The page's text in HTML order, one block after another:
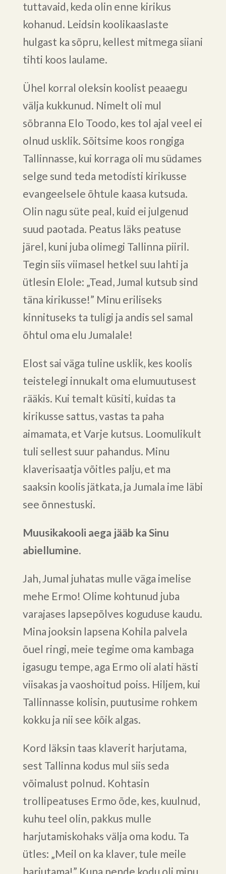
tuttavaid, keda olin enne kirikus
kohanud. Leidsin koolikaaslaste
hulgast ka sõpru, kellest mitmega siiani
tihti koos laulame.
Ühel korral oleksin koolist peaaegu
välja kukkunud. Nimelt oli mul
sõbranna Elo Toodo, kes tol ajal veel ei
olnud usklik. Sõitsime koos rongiga
Tallinnasse, kui korraga oli mu südames
selge sund teda metodisti kirikusse
evangeelsele õhtule kaasa kutsuda.
Olin nagu süte peal, kuid ei julgenud
suud paotada. Peatus läks peatuse
järel, kuni juba olimegi Tallinna piiril.
Tegin siis viimasel hetkel suu lahti ja
ütlesin Elole: „Tead, Jumal kutsub sind
täna kirikusse!” Minu eriliseks
kinnituseks ta tuligi ja andis sel samal
õhtul oma elu Jumalale!
Elost sai väga tuline usklik, kes koolis
teistelegi innukalt oma elumuutusest
rääkis. Kui temalt küsiti, kuidas ta
kirikusse sattus, vastas ta paha
aimamata, et Varje kutsus. Loomulikult
tuli sellest suur pahandus. Minu
klaverisaatja võitles palju, et ma
saaksin koolis jätkata, ja Jumala ime läbi
see õnnestuski.
Muusikakooli aega jääb ka Sinu
abiellumine.
Jah, Jumal juhatas mulle väga imelise
mehe Ermo! Olime kohtunud juba
varajases lapsepõlves koguduse kaudu.
Mina jooksin lapsena Kohila palvela
õuel ringi, meie tegime oma kambaga
igasugu tempe, aga Ermo oli alati hästi
viisakas ja vaoshoitud poiss. Hiljem, kui
Tallinnasse kolisin, puutusime rohkem
kokku ja nii see kõik algas.
Kord läksin taas klaverit harjutama,
sest Tallinna kodus mul siis seda
võimalust polnud. Kohtasin
trollipeatuses Ermo õde, kes, kuulnud,
kuhu teel olin, pakkus mulle
harjutamiskohaks välja oma kodu. Ta
ütles: „Meil on ka klaver, tule meile
harjutama!” Kuna nende kodu oli minu